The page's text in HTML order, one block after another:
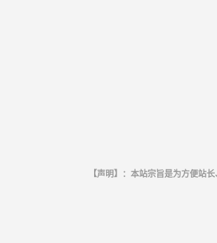
【声明】：本站宗旨是为方便站